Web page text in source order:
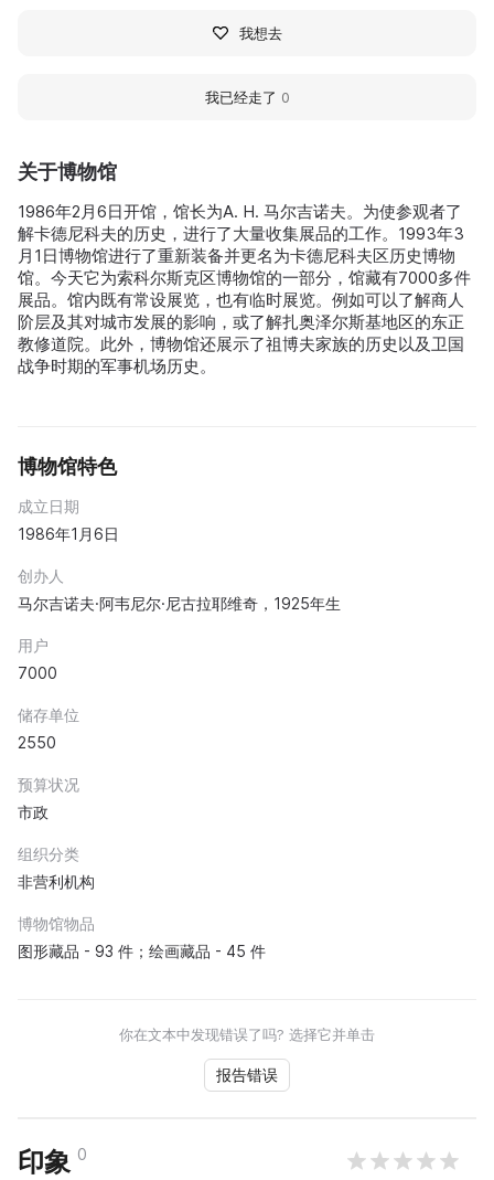
关于博物馆
1986年2月6日开馆，馆长为A. Н. 马尔吉诺夫。为使参观者了
解卡德尼科夫的历史，进行了大量收集展品的工作。1993年3
月1日博物馆进行了重新装备并更名为卡德尼科夫区历史博物
馆。今天它为索科尔斯克区博物馆的一部分，馆藏有7000多件
展品。馆内既有常设展览，也有临时展览。例如可以了解商人
阶层及其对城市发展的影响，或了解扎奥泽尔斯基地区的东正
教修道院。此外，博物馆还展示了祖博夫家族的历史以及卫国
战争时期的军事机场历史。
博物馆特色
成立日期
1986年1月6日
创办人
马尔吉诺夫·阿韦尼尔·尼古拉耶维奇，1925年生
用户
7000
储存单位
2550
预算状况
市政
组织分类
非营利机构
博物馆物品
图形藏品 - 93 件；绘画藏品 - 45 件
你在文本中发现错误了吗? 选择它并单击
报告错误
印象 0
我想去
我已经走了 0